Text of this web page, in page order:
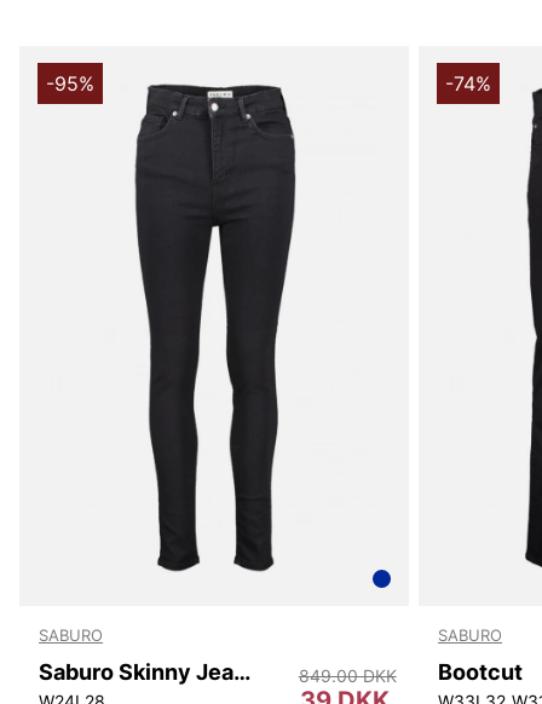
-95%
SABURO
Saburo Skinny Jeans W 849.00 DKK
-74%
SABURO
Bootcut